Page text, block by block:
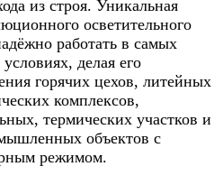
из строя. Уникальная
осветительного
работать в самых
делая его
горячих цехов, литейных
комплексов,
термических участков и
объектов с
режимом.